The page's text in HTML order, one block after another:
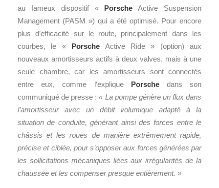
au fameux dispositif « Porsche Active Suspension
Management (PASM ») qui a été optimisé. Pour encore
plus d’efficacité sur le route, principalement dans les
courbes, le « Porsche Active Ride » (option) aux
nouveaux amortisseurs actifs à deux valves, mais à une
seule chambre, car les amortisseurs sont connectés
entre eux, comme l’explique Porschedans son
communiqué de presse :« La pompe génère un flux dans
l’amortisseur avec un débit volumique adapté à la
situation de conduite, générant ainsi des forces entre le
châssis et les roues de manière extrêmement rapide,
précise et ciblée, pour s’opposer aux forces générées par
les sollicitations mécaniques liées aux irrégularités de la
chaussée et les compenser presque entièrement. »